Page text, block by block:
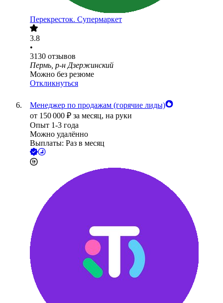
Перекресток. Супермаркет
3.8
•
3130 отзывов
Пермь, р-н Дзержинский
Можно без резюме
Откликнуться
Менеджер по продажам (горячие лиды)
от 150 000 ₽ за месяц, на руки
Опыт 1-3 года
Можно удалённо
Выплаты: Раз в месяц